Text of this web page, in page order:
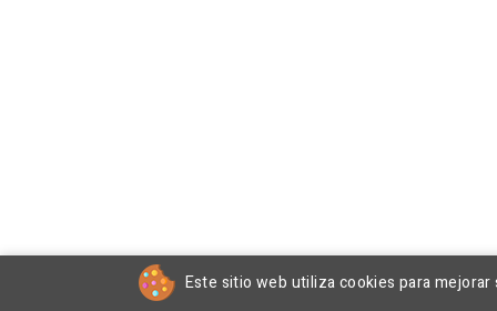
Este sitio web utiliza cookies para